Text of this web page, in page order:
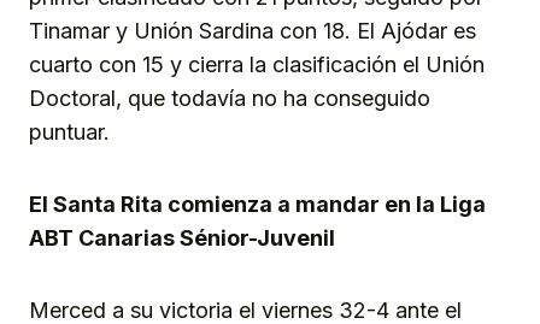
Tinamar y Unión Sardina con 18. El Ajódar es
cuarto con 15 y cierra la clasificación el Unión
Doctoral, que todavía no ha conseguido
puntuar.
El Santa Rita comienza a mandar en la Liga
ABT Canarias Sénior-Juvenil
Merced a su victoria el viernes 32-4 ante el